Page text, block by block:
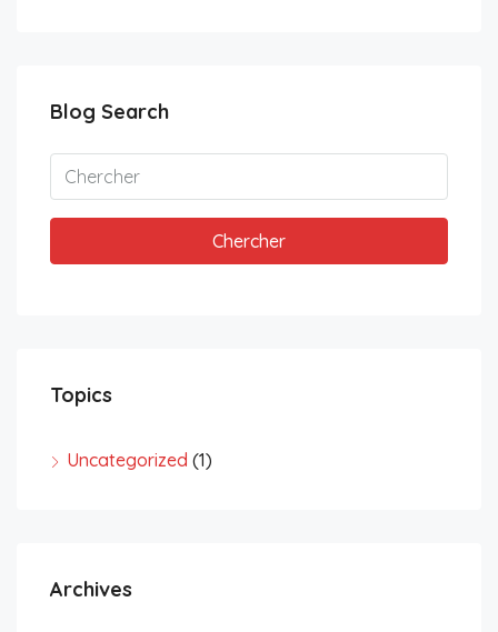
Blog Search
Chercher
Topics
Uncategorized (1)
Archives